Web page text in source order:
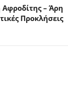
Αφροδίτης – Άρη
Προκλήσεις